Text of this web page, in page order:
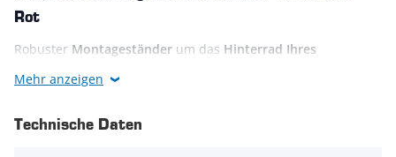
Rot
Robuster Montageständer um das Hinterrad Ihres
Motorradständer sieht unter jedem Straßenmotorrad sehr
nur 3 kg und ist deswegen einfach transportierbar. Der
Mehr anzeigen
Technische Daten